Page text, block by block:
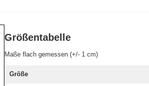
Größentabelle
Maße flach gemessen (+/- 1 cm)
Größe